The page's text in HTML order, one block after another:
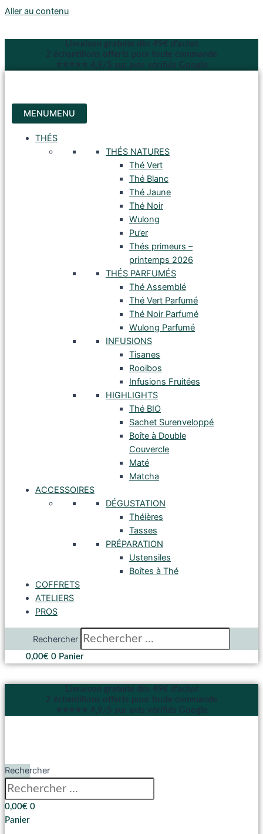
Aller au contenu
Livraison gratuite dès 49€ d'achat
2 échantillons offerts pour toute commande
⭐⭐⭐⭐⭐ 4,9/5 sur avis vérifiés Google
MENUMENU
THÉS
THÉS NATURES
Thé Vert
Thé Blanc
Thé Jaune
Thé Noir
Wulong
Pu’er
Thés primeurs –
printemps 2026
THÉS PARFUMÉS
Thé Assemblé
Thé Vert Parfumé
Thé Noir Parfumé
Wulong Parfumé
INFUSIONS
Tisanes
Rooibos
Infusions Fruitées
HIGHLIGHTS
Thé BIO
Sachet Surenveloppé
Boîte à Double
Couvercle
Maté
Matcha
ACCESSOIRES
DÉGUSTATION
Théières
Tasses
PRÉPARATION
Ustensiles
Boîtes à Thé
COFFRETS
ATELIERS
PROS
Rechercher
0,00€ 0 Panier
Livraison gratuite dès 49€ d'achat
2 échantillons offerts pour toute commande
⭐⭐⭐⭐⭐ 4,9/5 sur avis vérifiés Google
Rechercher
0,00€ 0
Panier